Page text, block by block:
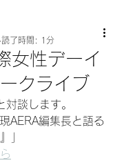
女性デーイ
クライブ
読了時間: 1分
対談します。
AERA編集長と語る
」